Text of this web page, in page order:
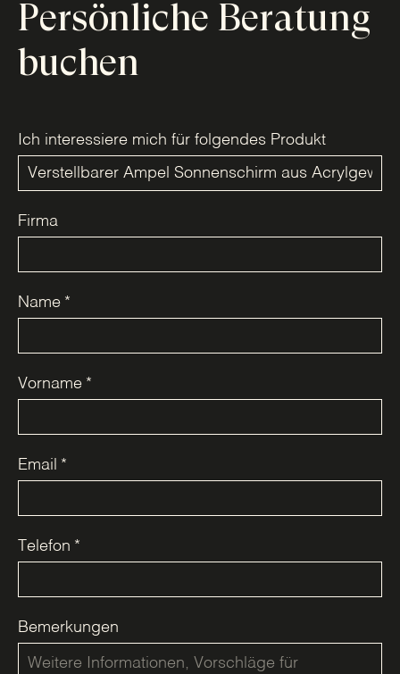
Persönliche Beratung
buchen
Ich interessiere mich für folgendes Produkt
Firma
Name *
Vorname *
Email *
Telefon *
Bemerkungen